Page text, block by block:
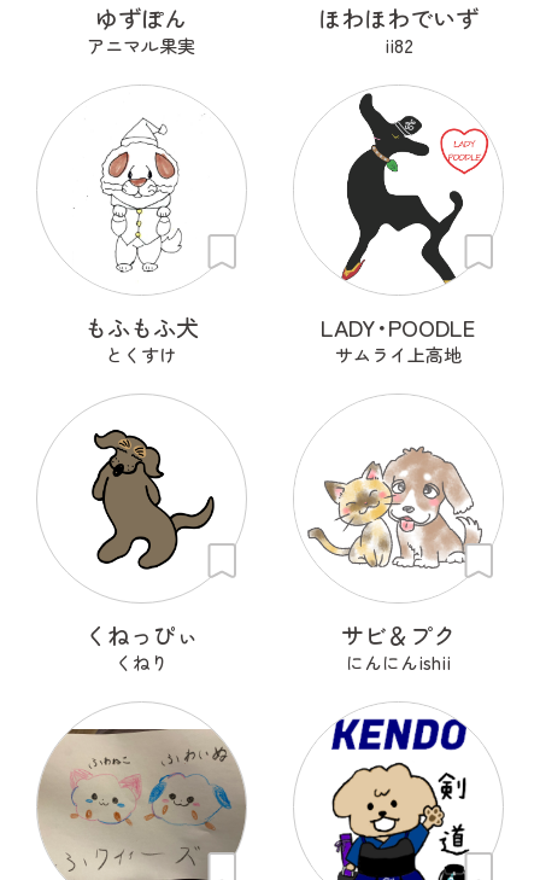
ゆずぽん
アニマル果実
ほわほわでいず
ii82
もふもふ犬
とくすけ
LADY･POODLE
サムライ上高地
くねっぴぃ
くねり
サビ＆プク
にんにんishii